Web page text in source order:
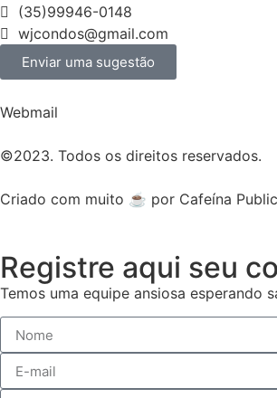
(35)99946-0148
wjcondos@gmail.com
Enviar uma sugestão
Webmail
©2023. Todos os direitos reservados.
Criado com muito ☕ por Cafeína
Registre aqui seu
Temos uma equipe ansiosa esperando